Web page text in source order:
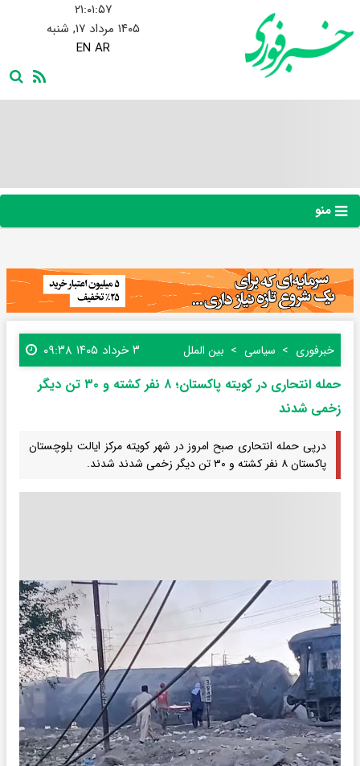
۲۱:۰۱:۵۸
۱۴۰۵ مرداد ۱۷, شنبه
EN AR
منو
خبرفوری سیاسی بین الملل ۳ خرداد ۱۴۰۵ ۰۹:۳۸
حمله انتحاری در ‌کویته پاکستان؛ ۸ نفر کشته و ۳۰ تن دیگر
زخمی شدند
درپی حمله انتحاری صبح امروز در شهر کویته مرکز ایالت بلوچستان
پاکستان ۸ نفر کشته و ۳۰ تن دیگر زخمی شدند شدند.